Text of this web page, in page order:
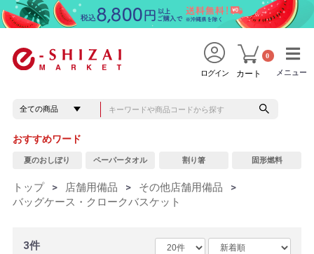
メニュー
メニュー
ログイン カート
0
おすすめワード
夏のおしぼり ペーパータオル 割り箸 固形燃料
トップ > 店舗用備品 > その他店舗用備品
>
バッグケース・クロークバスケット
3件